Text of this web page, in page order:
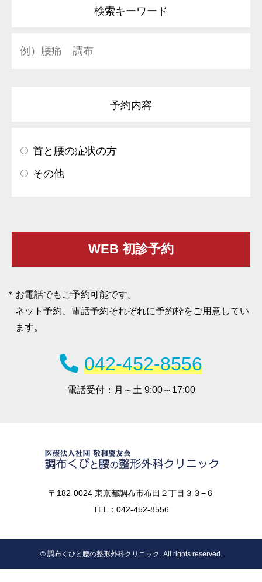
検索キーワード
予約内容
首と腰の症状の方
その他
お電話でもご予約可能です。
ネット予約、電話予約それぞれに予約枠をご用意してい
ます。
042-452-8556
電話受付： 月～土 9:00～17:00
〒182-0024 東京都調布市布田２丁目３３−６
TEL：042-452-8556
© 調布くびと腰の整形外科クリニック. All rights reserved.